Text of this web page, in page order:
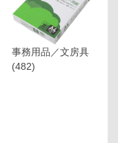
事務用品／文房具
(482)